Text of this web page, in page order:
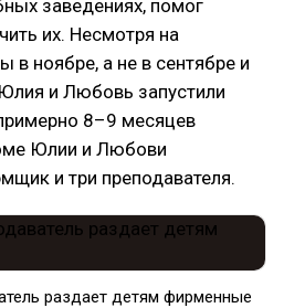
заведениях, помог
их. Несмотря на
в ноябре, а не в сентябре и
и Любовь запустили
8–9 месяцев
Юлии и Любови
и три преподавателя.
раздает детям фирменные